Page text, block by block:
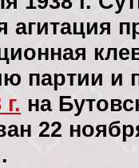
агитация
партии и
на
22